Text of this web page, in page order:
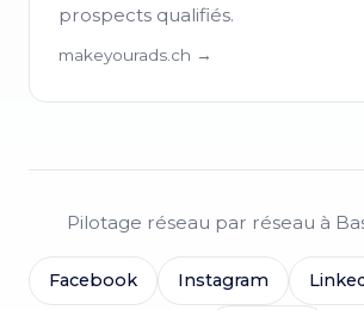
prospects qualifiés.
makeyourads.ch →
Pilotage réseau par réseau à
Facebook Instagram